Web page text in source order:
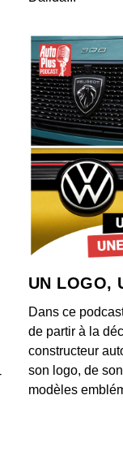
UN LOGO,
Dans ce
de partir à la
constructeur
son logo, de
modèles